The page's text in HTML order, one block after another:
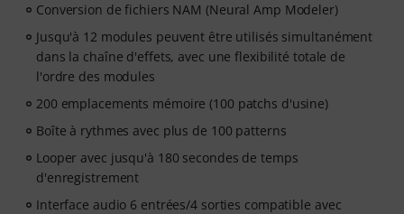
Conversion de fichiers NAM (Neural Amp Modeler)
Jusqu'à 12 modules peuvent être utilisés simultanément
dans la chaîne d'effets, avec une flexibilité totale de
l'ordre des modules
200 emplacements mémoire (100 patchs d'usine)
Boîte à rythmes avec plus de 100 patterns
Looper avec jusqu'à 180 secondes de temps
d'enregistrement
Interface audio 6 entrées/4 sorties compatible avec